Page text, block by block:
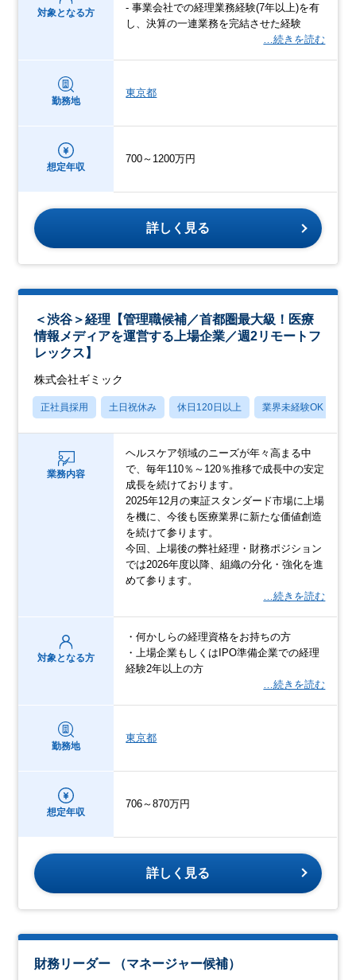
対象となる方
- 事業会社での経理業務経験(7年以上)を有
し、決算の一連業務を完結させた経験
…続きを読む
勤務地
東京都
想定年収
700～1200万円
詳しく見る
＜渋谷＞経理【管理職候補／首都圏最大級！医療
情報メディアを運営する上場企業／週2リモートフ
レックス】
株式会社ギミック
正社員採用 土日祝休み 休日120日以上 業界未経験OK
業務内容
ヘルスケア領域のニーズが年々高まる中
で、毎年110％～120％推移で成長中の安定
成長を続けております。
2025年12月の東証スタンダード市場に上場
を機に、今後も医療業界に新たな価値創造
を続けて参ります。
今回、上場後の弊社経理・財務ポジション
では2026年度以降、組織の分化・強化を進
めて参ります。
…続きを読む
対象となる方
・何かしらの経理資格をお持ちの方
・上場企業もしくはIPO準備企業での経理
経験2年以上の方
…続きを読む
勤務地
東京都
想定年収
706～870万円
詳しく見る
財務リーダー （マネージャー候補）